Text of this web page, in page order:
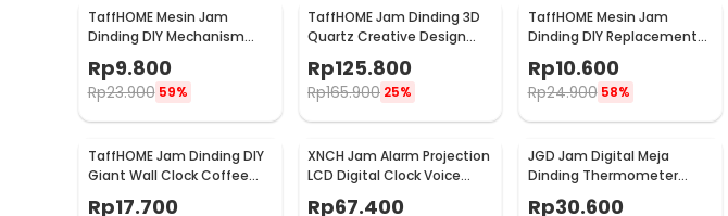
TaffHOME Mesin Jam
Dinding DIY Mechanism
Quartz Replacement
Sparepart - 5168-S
Rp9.800
Rp23.900 59%
TaffHOME Jam Dinding 3D
Quartz Creative Design
Luxury Diamond 33cm -
T6807
Rp125.800
Rp165.900 25%
TaffHOME Mesin Jam
Dinding DIY Replacement
Silent Movement Quartz -
5168-S
Rp10.600
Rp24.900 58%
TaffHOME Jam Dinding DIY
Giant Wall Clock Coffee
Rp17.700
XNCH Jam Alarm Projection
LCD Digital Clock Voice
Thermometer - FJ3532
Rp67.400
JGD Jam Digital Meja
Dinding Thermometer
Hygrometer Sensor - ZL20
Rp30.600